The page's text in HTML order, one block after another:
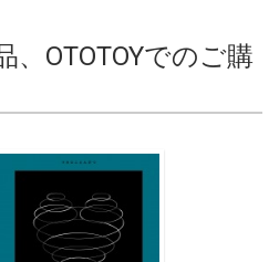
、OTOTOYでのご購